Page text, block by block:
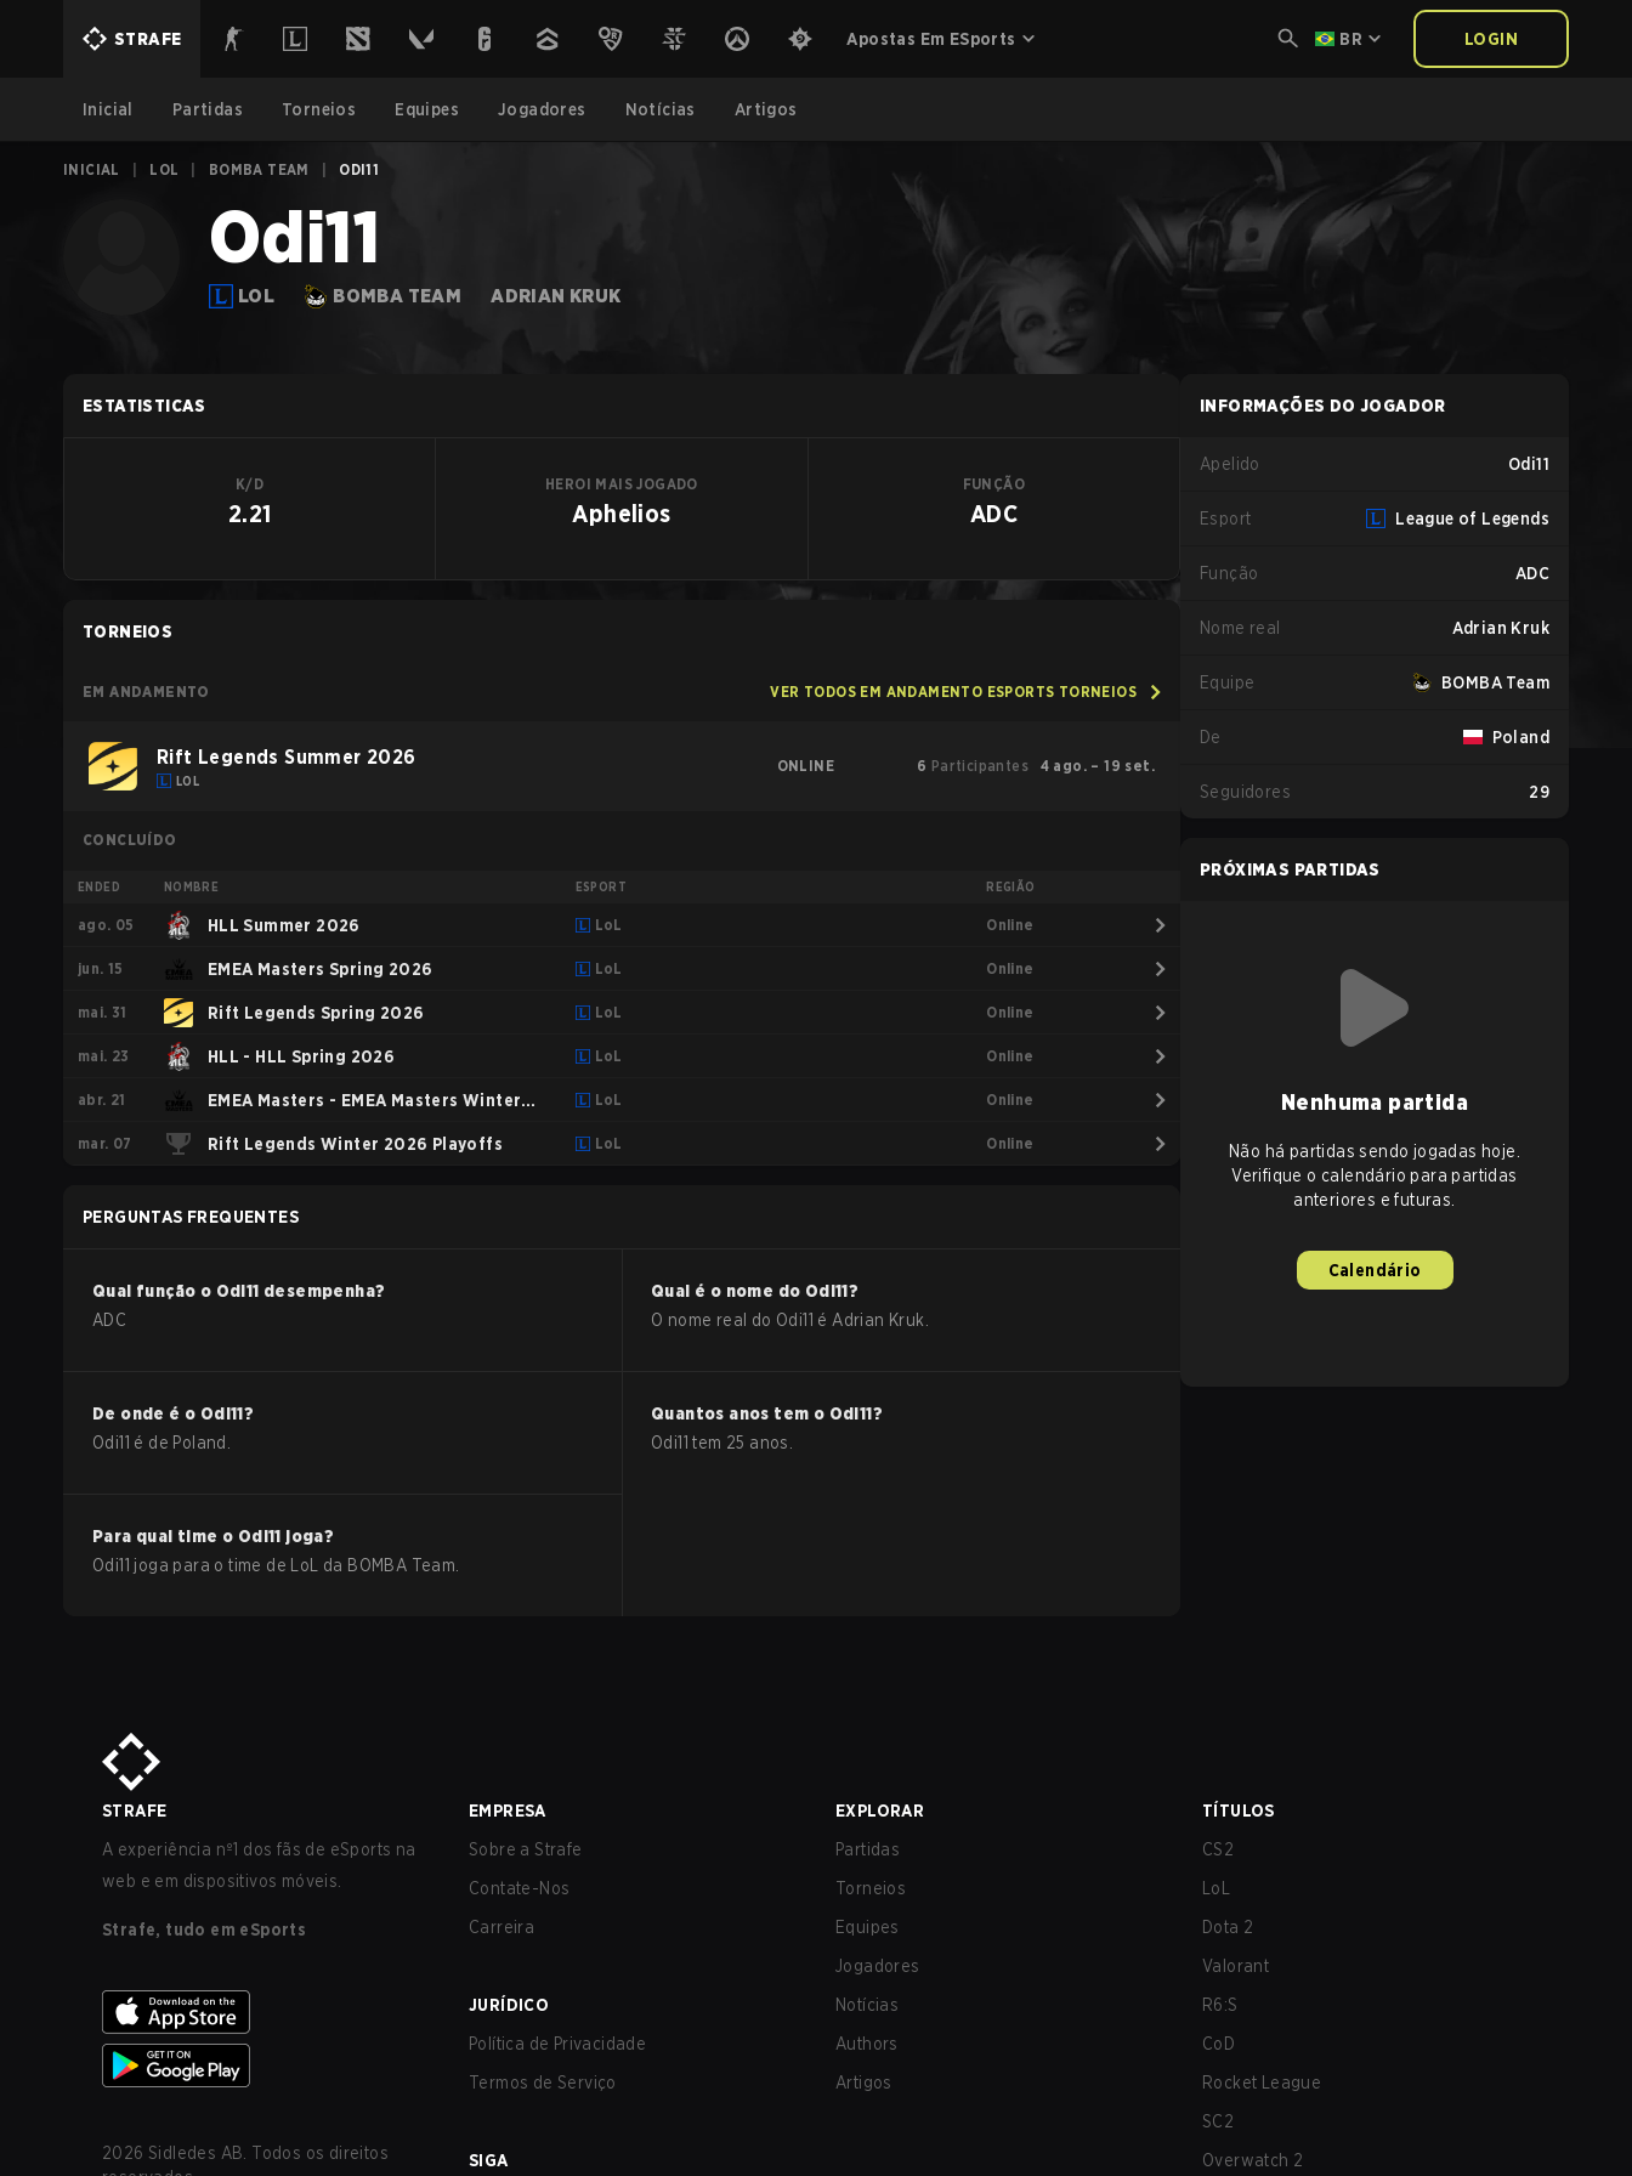
STRAFE Apostas Em ESports BR LOGIN
Inicial Partidas Torneios Equipes Jogadores Notícias Artigos
INICIAL LOL BOMBA TEAM ODI11
Odi11
LOL BOMBA TEAM ADRIAN KRUK
ESTATISTICAS
K/D
2.21
HEROI MAIS JOGADO
Aphelios
FUNÇÃO
ADC
TORNEIOS
EM ANDAMENTO VER TODOS EM ANDAMENTO ESPORTS TORNEIOS
Rift Legends Summer 2026
LOL
ONLINE 6 Participantes 4 ago. – 19 set.
CONCLUÍDO
ENDED NOMBRE ESPORT REGIÃO
ago. 05 HLL Summer 2026 LoL Online
jun. 15 EMEA Masters Spring 2026 LoL Online
mai. 31 Rift Legends Spring 2026 LoL Online
mai. 23 HLL - HLL Spring 2026 LoL Online
abr. 21 EMEA Masters - EMEA Masters Winter
2026
LoL Online
mar. 07 Rift Legends Winter 2026 Playoffs LoL Online
PERGUNTAS FREQUENTES
Qual função o Odi11 desempenha?
ADC
Qual é o nome do Odi11?
O nome real do Odi11 é Adrian Kruk
De onde é o Odi11?
Odi11 é de Poland
Quantos anos tem o Odi11?
Odi11 tem 25 anos.
Para qual time o Odi11 joga?
Odi11 joga para o time de LoL da BOMBA Team
INFORMAÇÕES DO JOGADOR
Apelido Odi11
Esport League of Legends
Função ADC
Nome real Adrian Kruk
Equipe BOMBA Team
De Poland
Seguidores 29
PRÓXIMAS PARTIDAS
Nenhuma partida
Não há partidas sendo jogadas hoje.
Verifique o calendário para partidas
anteriores e futuras.
Calendário
STRAFE
A experiência nº1 dos fãs de eSports na
web e em dispositivos móveis.
Strafe, tudo em eSports
2026 Sidledes AB. Todos os direitos
EMPRESA
Sobre a Strafe
Contate-Nos
Carreira
JURÍDICO
Política de Privacidade
Termos de Serviço
SIGA
EXPLORAR
Partidas
Torneios
Equipes
Jogadores
Notícias
Authors
Artigos
TÍTULOS
CS2
LoL
Dota 2
Valorant
R6:S
CoD
Rocket League
SC2
Overwatch 2